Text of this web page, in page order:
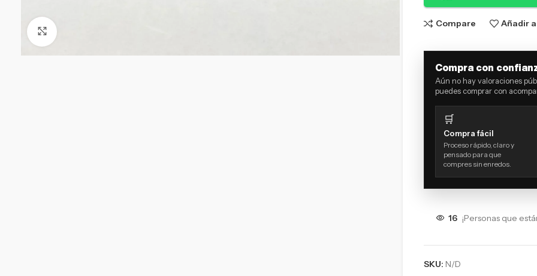
Compare Añadir
Compra con
Aún no hay valoraciones
puedes comprar con
🛒
Compra fácil
Proceso rápido, claro y
pensado para que
compres sin enredos.
16 ¡Personas que
SKU: N/D